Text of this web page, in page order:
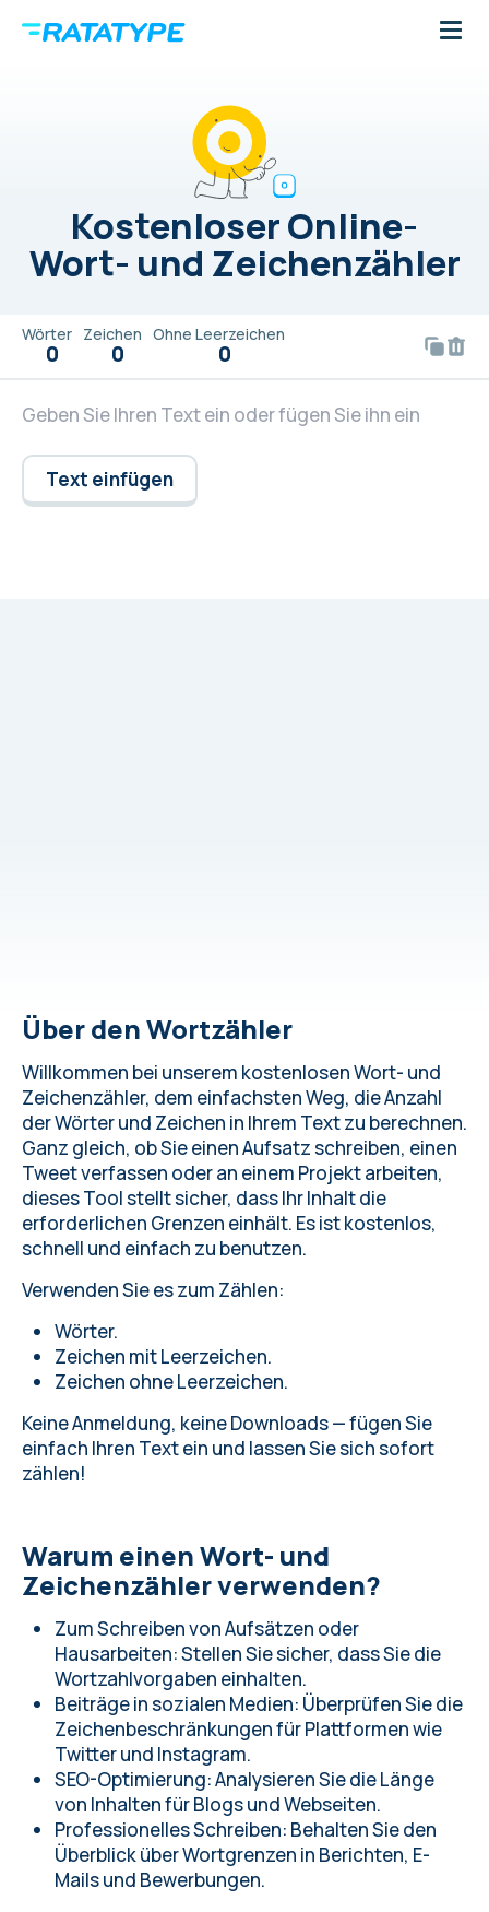
Kostenloser Online-
Wort- und Zeichenzähler
Wörter
0
Zeichen
0
Ohne Leerzeichen
0
Text einfügen
Über den Wortzähler
Willkommen bei unserem kostenlosen Wort- und
Zeichenzähler, dem einfachsten Weg, die Anzahl
der Wörter und Zeichen in Ihrem Text zu berechnen.
Ganz gleich, ob Sie einen Aufsatz schreiben, einen
Tweet verfassen oder an einem Projekt arbeiten,
dieses Tool stellt sicher, dass Ihr Inhalt die
erforderlichen Grenzen einhält. Es ist kostenlos,
schnell und einfach zu benutzen.
Verwenden Sie es zum Zählen:
Wörter.
Zeichen mit Leerzeichen.
Zeichen ohne Leerzeichen.
Keine Anmeldung, keine Downloads — fügen Sie
einfach Ihren Text ein und lassen Sie sich sofort
zählen!
Warum einen Wort- und
Zeichenzähler verwenden?
Zum Schreiben von Aufsätzen oder
Hausarbeiten: Stellen Sie sicher, dass Sie die
Wortzahlvorgaben einhalten.
Beiträge in sozialen Medien: Überprüfen Sie die
Zeichenbeschränkungen für Plattformen wie
Twitter und Instagram.
SEO-Optimierung: Analysieren Sie die Länge
von Inhalten für Blogs und Webseiten.
Professionelles Schreiben: Behalten Sie den
Überblick über Wortgrenzen in Berichten, E-
Mails und Bewerbungen.